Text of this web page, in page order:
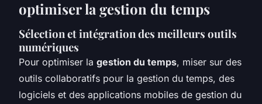
optimiser la gestion du temps
Sélection et intégration des meilleurs outils
numériques
Pour optimiser la gestion du temps, miser sur des
outils collaboratifs pour la gestion du temps, des
logiciels et des applications mobiles de gestion du